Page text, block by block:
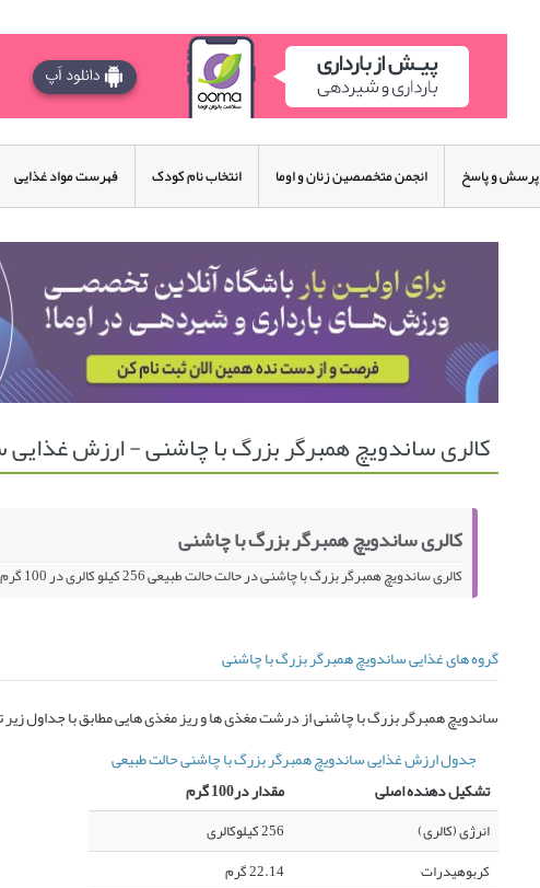
پرسش و پاسخ انجمن متخصصین زنان و اوما انتخاب نام کودک فهرست مواد غذایی
کالری ساندویچ همبرگر بزرگ با چاشنی - ارزش
کالری ساندویچ همبرگر بزرگ با چاشنی
کالری ساندویچ همبرگر بزرگ با چاشنی در حالت حالت طبیعی 256 کیلو کالری در 100 گرم می باشد.
گروه های غذایی ساندویچ همبرگر بزرگ با چاشنی
ساندویچ همبرگر بزرگ با چاشنی از درشت مغذی ها و ریز مغذی هایی مطابق با جداول
جدول ارزش غذایی ساندویچ همبرگر بزرگ با چاشنی حالت طبیعی
تشکیل دهنده اصلی
مقدار در100 گرم
انرژی (کالری)
256 کیلوکالری
کربوهیدرات
22.14 گرم